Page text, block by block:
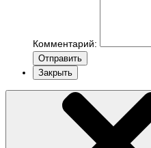
Комментарий:
Отправить
Закрыть